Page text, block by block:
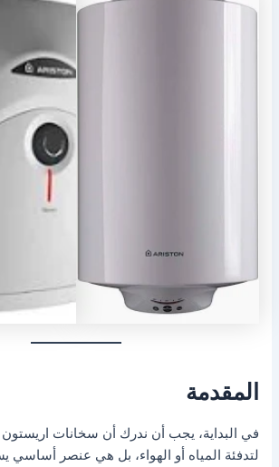
المقدمة
في البداية، يجب أن ندرك أن سخانات
لتدفئة المياه أو الهواء، بل هي عنصر أساسي